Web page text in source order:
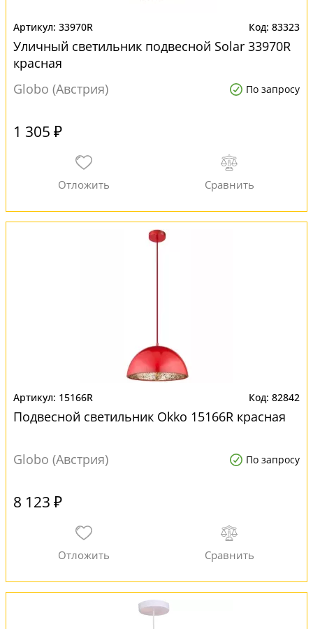
33970R 83323
Уличный светильник подвесной Solar 33970R
красная
Globo (Австрия)
По запросу
1 305 ₽
15166R 82842
Подвесной светильник Okko 15166R красная
Globo (Австрия) По запросу
8 123 ₽